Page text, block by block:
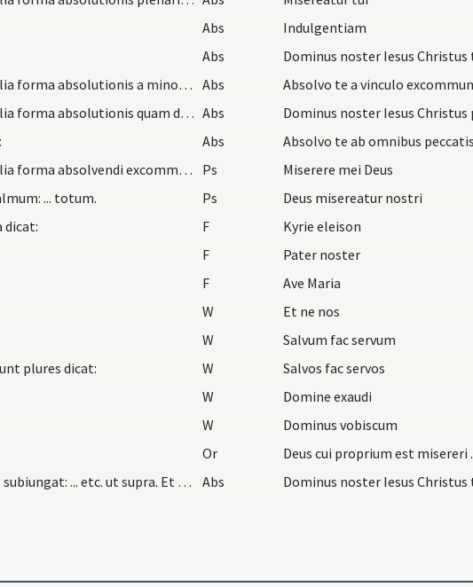
Abs Indulgentiam
Abs
Item alia forma absolutionis a minori excommunica… Abs
Item alia forma absolutionis quam debet tenere sa… Abs
Abs
Item alia forma absolvendi excommunicatum ab exco… Ps Miserere mei Deus
... totum. Ps Deus misereatur nostri
dicat: F Kyrie eleison
F Pater noster
F Ave Maria
W Et ne nos
W Salvum fac servum
plures dicat: W Salvos fac servos
W Domine exaudi
W Dominus vobiscum
Or
Deinde subiungat: ... etc. ut supra. Et prosequat… Abs